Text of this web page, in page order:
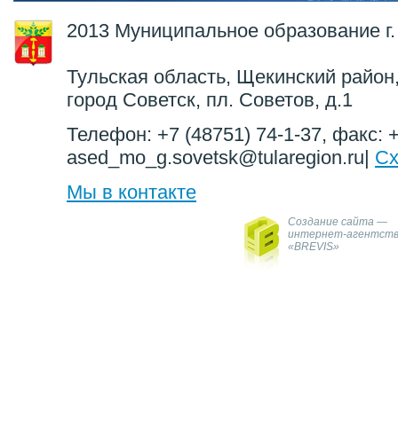
2013 Муниципальное образование
Тульская область, Щекинский
город Советск, пл. Советов, д.1
Телефон: +7 (48751) 74-1-37, факс:
ased_mo_g.sovetsk@tularegion.ru|
Мы в контакте
Создание сайта —
интернет-
«BREVIS»